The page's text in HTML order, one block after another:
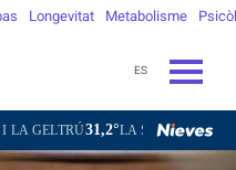
Longevitat Metabolisme
ES
LA SEU D'URGELL 23,2°